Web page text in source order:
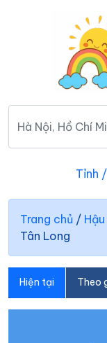
Tỉnh
Trang chủ /
Tân Long
Hiện tại Theo